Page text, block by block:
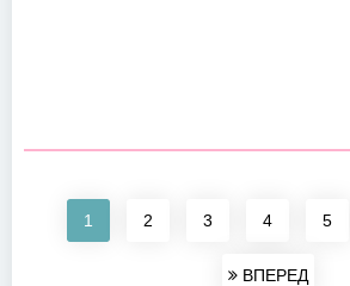
1 2 3 4 5
ВПЕРЕД